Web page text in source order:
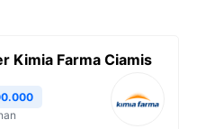
Kimia Farma Ciamis